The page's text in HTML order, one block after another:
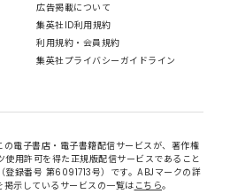
広告掲載について
集英社ID利用規約
利用規約・会員規約
集英社プライバシーガイドライン
の電子書店・電子書籍配信サービスが、著作権
使用許可を得た正規版配信サービスであること
登録番号 第6091713号）です。ABJマークの詳
掲示しているサービスの一覧は こちら。